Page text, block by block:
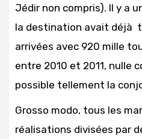
Jédir non compris). Il y a
la destination avait déjà
arrivées avec 920 mille
entre 2010 et 2011, nulle
possible tellement la
Grosso modo, tous les
réalisations divisées par